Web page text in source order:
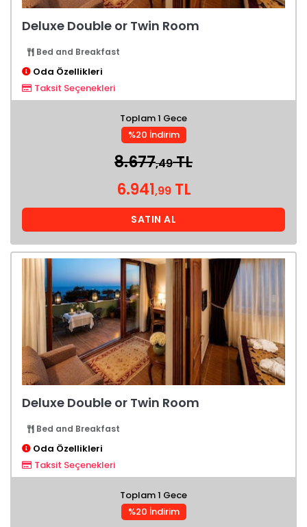
Deluxe Double or Twin Room
Bed and Breakfast
Oda Özellikleri
Taksit Seçenekleri
Toplam 1 Gece
%20 İndirim
8.677,49TL
6.941,99TL
SATIN AL
Deluxe Double or Twin Room
Bed and Breakfast
Oda Özellikleri
Taksit Seçenekleri
Toplam 1 Gece
%20 İndirim